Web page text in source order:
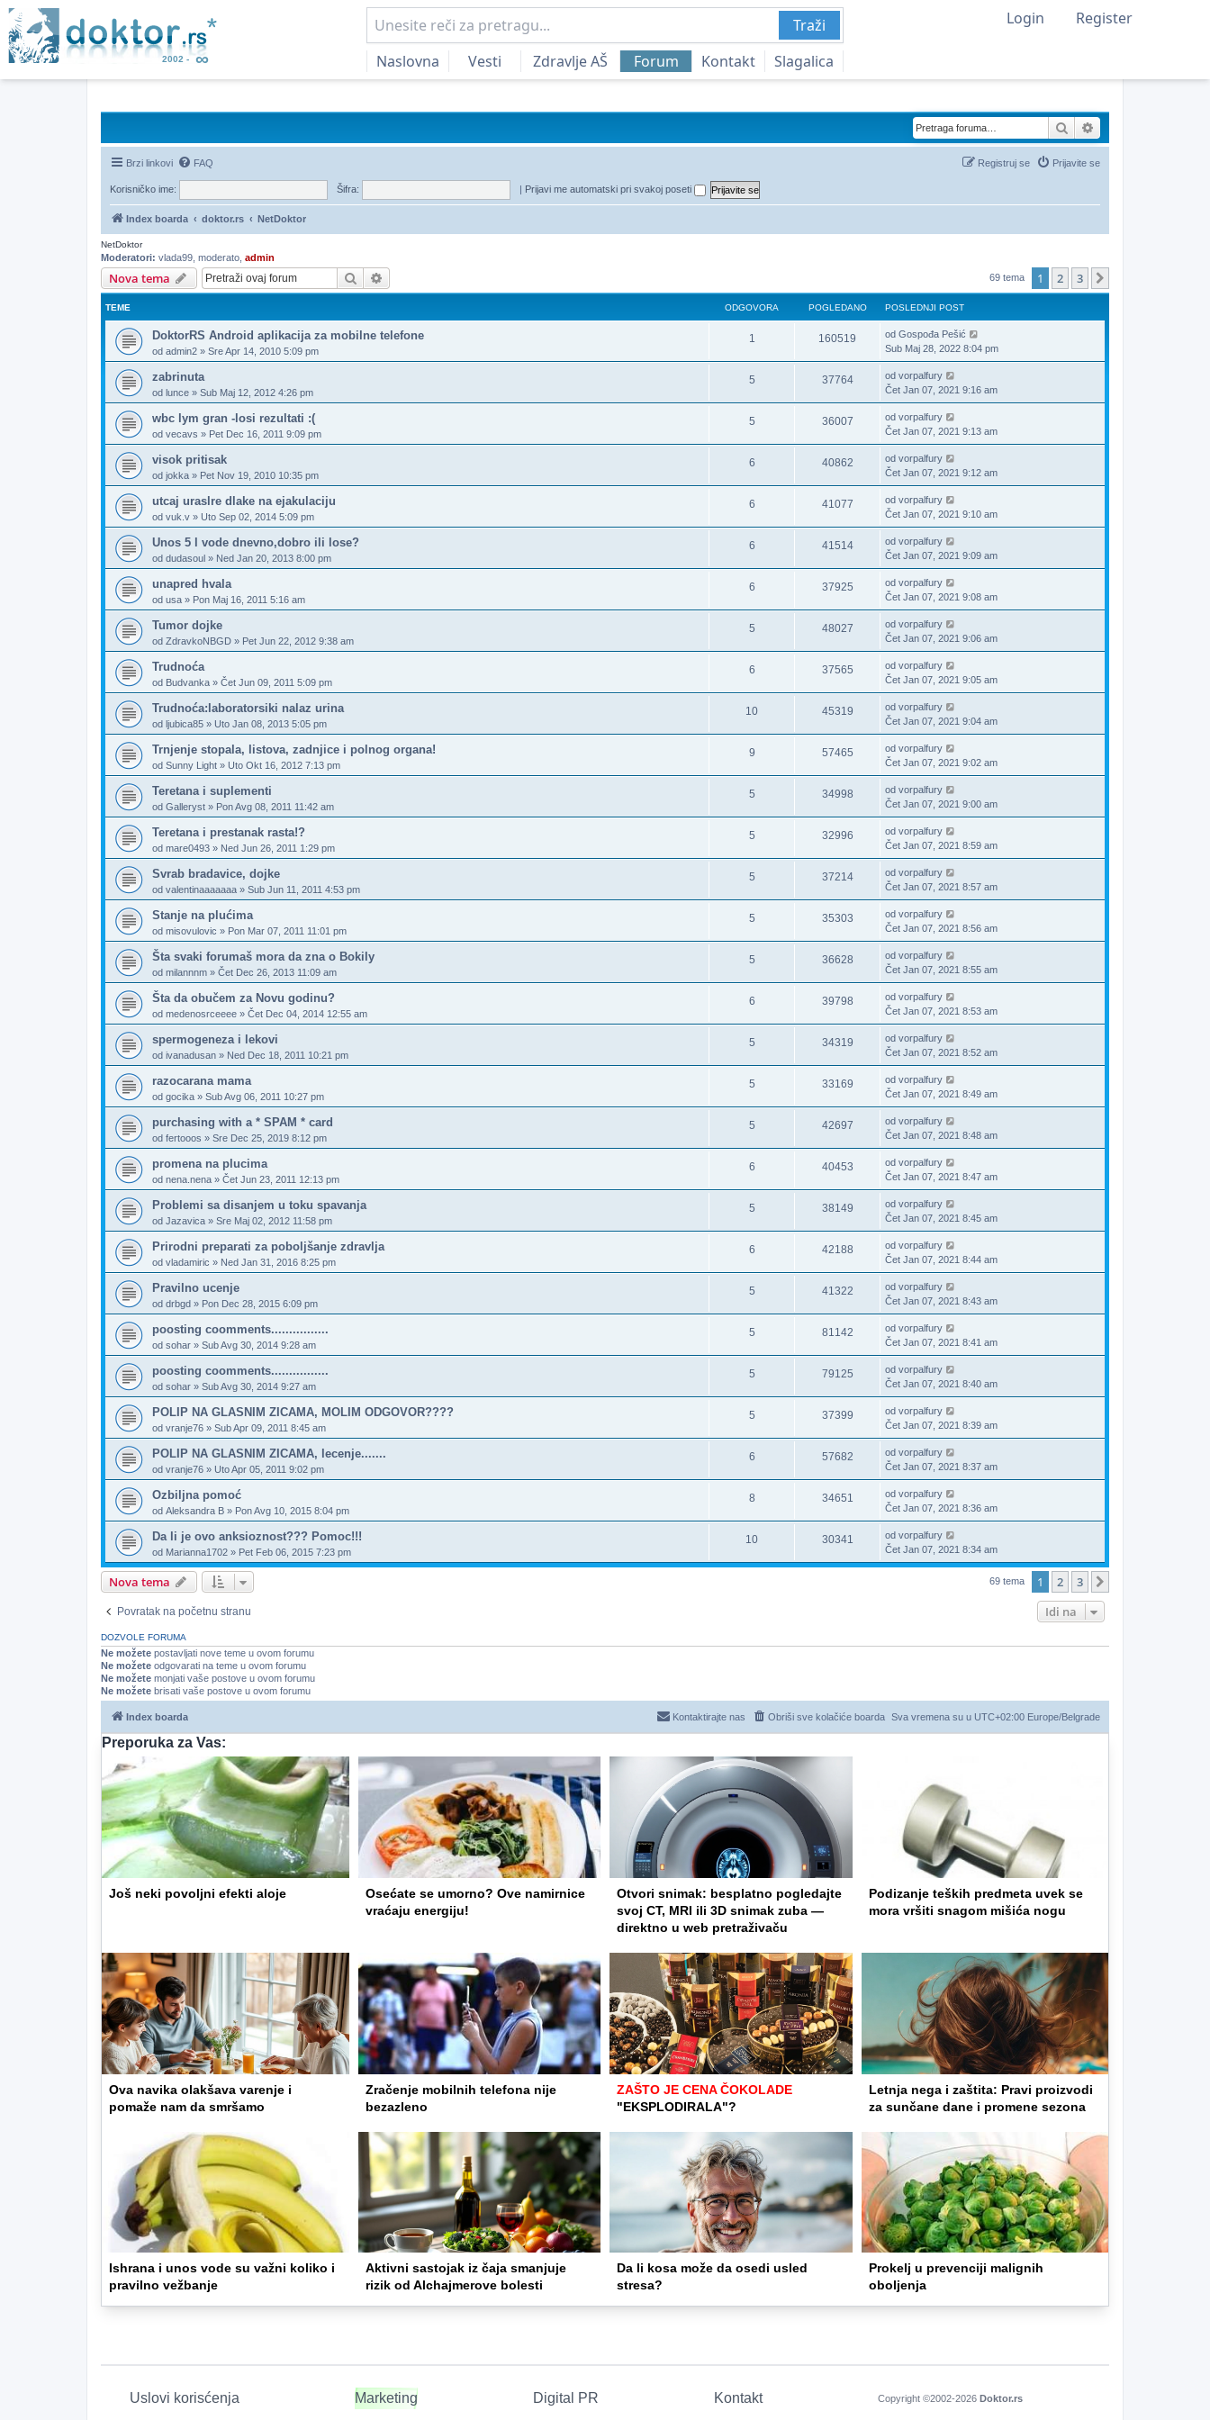
Traži
Naslovna
Vesti Zdravlje AŠ Forum Kontakt Slagalica
Login Register
Pretraga
Brzi linkovi FAQ Prijavite se
Registruj se
Korisničko ime: Šifra: | Prijavi me automatski pri svakoj poseti
Index boarda doktor.rs NetDoktor
NetDoktor
Moderatori: vlada99 moderato admin
Nova tema Pretraga 69 tema 1 2 3
TEME ODGOVORA POGLEDANO POSLEDNJI POST
DoktorRS Android aplikacija za mobilne telefone
od admin2 » Sre Apr 14, 2010 5:09 pm
1 160519 od Gospođa Pešić
Sub Maj 28, 2022 8:04 pm
zabrinuta
od lunce » Sub Maj 12, 2012 4:26 pm
5 37764 od vorpalfury
Čet Jan 07, 2021 9:16 am
wbc lym gran -losi rezultati :(
od vecavs » Pet Dec 16, 2011 9:09 pm
5 36007 od vorpalfury
Čet Jan 07, 2021 9:13 am
visok pritisak
od jokka » Pet Nov 19, 2010 10:35 pm
6 40862 od vorpalfury
Čet Jan 07, 2021 9:12 am
utcaj uraslre dlake na ejakulaciju
od vuk.v » Uto Sep 02, 2014 5:09 pm
6 41077 od vorpalfury
Čet Jan 07, 2021 9:10 am
Unos 5 l vode dnevno,dobro ili lose?
od dudasoul » Ned Jan 20, 2013 8:00 pm
6 41514 od vorpalfury
Čet Jan 07, 2021 9:09 am
unapred hvala
od usa » Pon Maj 16, 2011 5:16 am
6 37925 od vorpalfury
Čet Jan 07, 2021 9:08 am
Tumor dojke
od ZdravkoNBGD » Pet Jun 22, 2012 9:38 am
5 48027 od vorpalfury
Čet Jan 07, 2021 9:06 am
Trudnoća
od Budvanka » Čet Jun 09, 2011 5:09 pm
6 37565 od vorpalfury
Čet Jan 07, 2021 9:05 am
Trudnoća:laboratorsiki nalaz urina
od ljubica85 » Uto Jan 08, 2013 5:05 pm
10 45319 od vorpalfury
Čet Jan 07, 2021 9:04 am
Trnjenje stopala, listova, zadnjice i polnog organa!
od Sunny Light » Uto Okt 16, 2012 7:13 pm
9 57465 od vorpalfury
Čet Jan 07, 2021 9:02 am
Teretana i suplementi
od Galleryst » Pon Avg 08, 2011 11:42 am
5 34998 od vorpalfury
Čet Jan 07, 2021 9:00 am
Teretana i prestanak rasta!?
od mare0493 » Ned Jun 26, 2011 1:29 pm
5 32996 od vorpalfury
Čet Jan 07, 2021 8:59 am
Svrab bradavice, dojke
od valentinaaaaaaa » Sub Jun 11, 2011 4:53 pm
5 37214 od vorpalfury
Čet Jan 07, 2021 8:57 am
Stanje na plućima
od misovulovic » Pon Mar 07, 2011 11:01 pm
5 35303 od vorpalfury
Čet Jan 07, 2021 8:56 am
Šta svaki forumaš mora da zna o Bokily
od milannnm » Čet Dec 26, 2013 11:09 am
5 36628 od vorpalfury
Čet Jan 07, 2021 8:55 am
Šta da obučem za Novu godinu?
od medenosrceeee » Čet Dec 04, 2014 12:55 am
6 39798 od vorpalfury
Čet Jan 07, 2021 8:53 am
spermogeneza i lekovi
od ivanadusan » Ned Dec 18, 2011 10:21 pm
5 34319 od vorpalfury
Čet Jan 07, 2021 8:52 am
razocarana mama
od gocika » Sub Avg 06, 2011 10:27 pm
5 33169 od vorpalfury
Čet Jan 07, 2021 8:49 am
purchasing with a * SPAM * card
od fertooos » Sre Dec 25, 2019 8:12 pm
5 42697 od vorpalfury
Čet Jan 07, 2021 8:48 am
promena na plucima
od nena.nena » Čet Jun 23, 2011 12:13 pm
6 40453 od vorpalfury
Čet Jan 07, 2021 8:47 am
Problemi sa disanjem u toku spavanja
od Jazavica » Sre Maj 02, 2012 11:58 pm
5 38149 od vorpalfury
Čet Jan 07, 2021 8:45 am
Prirodni preparati za poboljšanje zdravlja
od vladamiric » Ned Jan 31, 2016 8:25 pm
6 42188 od vorpalfury
Čet Jan 07, 2021 8:44 am
Pravilno ucenje
od drbgd » Pon Dec 28, 2015 6:09 pm
5 41322 od vorpalfury
Čet Jan 07, 2021 8:43 am
poosting coomments................
od sohar » Sub Avg 30, 2014 9:28 am
5 81142 od vorpalfury
Čet Jan 07, 2021 8:41 am
poosting coomments................
od sohar » Sub Avg 30, 2014 9:27 am
5 79125 od vorpalfury
Čet Jan 07, 2021 8:40 am
POLIP NA GLASNIM ZICAMA, MOLIM ODGOVOR????
od vranje76 » Sub Apr 09, 2011 8:45 am
5 37399 od vorpalfury
Čet Jan 07, 2021 8:39 am
POLIP NA GLASNIM ZICAMA, lecenje.......
od vranje76 » Uto Apr 05, 2011 9:02 pm
6 57682 od vorpalfury
Čet Jan 07, 2021 8:37 am
Ozbiljna pomoć
od Aleksandra B » Pon Avg 10, 2015 8:04 pm
8 34651 od vorpalfury
Čet Jan 07, 2021 8:36 am
Da li je ovo anksioznost??? Pomoc!!!
od Marianna1702 » Pet Feb 06, 2015 7:23 pm
10 30341 od vorpalfury
Čet Jan 07, 2021 8:34 am
Nova tema 69 tema 1 2 3
Povratak na početnu stranu Idi na
DOZVOLE FORUMA
Ne možete postavljati nove teme u ovom forumu
Ne možete odgovarati na teme u ovom forumu
Ne možete monjati vaše postove u ovom forumu
Ne možete brisati vaše postove u ovom forumu
Index boarda Sva vremena su u UTC+02:00 Europe/Belgrade
Obriši sve kolačiće boarda
Kontaktirajte nas
Preporuka za Vas:
Još neki povoljni efekti aloje
Osećate se umorno? Ove namirnice
vraćaju energiju!
Otvori snimak: besplatno pogledajte
svoj CT, MRI ili 3D snimak zuba —
direktno u web pretraživaču
Podizanje teških predmeta uvek se
mora vršiti snagom mišića nogu
Ova navika olakšava varenje i
pomaže nam da smršamo
Zračenje mobilnih telefona nije
bezazleno
ZAŠTO JE CENA ČOKOLADE
"EKSPLODIRALA"?
Letnja nega i zaštita: Pravi proizvodi
za sunčane dane i promene sezona
Ishrana i unos vode su važni koliko i
pravilno vežbanje
Aktivni sastojak iz čaja smanjuje
rizik od Alchajmerove bolesti
Da li kosa može da osedi usled
stresa?
Prokelj u prevenciji malignih
oboljenja
Uslovi korisćenja Marketing Digital PR Kontakt Copyright ©2002-2026 Doktor.rs